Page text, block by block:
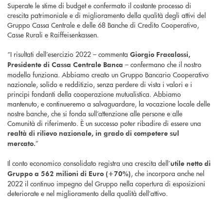
Superate le stime di budget e confermato il costante processo di
crescita patrimoniale e di miglioramento della qualità degli attivi del
Gruppo Cassa Centrale e delle 68 Banche di Credito Cooperativo,
Casse Rurali e Raiffeisenkassen.
“I risultati dell’esercizio 2022 – commenta Giorgio Fracalossi,
Presidente di Cassa Centrale Banca – confermano che il nostro
modello funziona. Abbiamo creato un Gruppo Bancario Cooperativo
nazionale, solido e redditizio, senza perdere di vista i valori e i
principi fondanti della cooperazione mutualistica. Abbiamo
mantenuto, e continueremo a salvaguardare, la vocazione locale delle
nostre banche, che si fonda sull’attenzione alle persone e alle
Comunità di riferimento. È un successo poter ribadire di essere una
realtà di rilievo nazionale, in grado di competere sul
mercato.”
Il conto economico consolidato registra una crescita dell’utile netto di
Gruppo a 562 milioni di Euro (+70%), che incorpora anche nel
2022 il continuo impegno del Gruppo nella copertura di esposizioni
deteriorate e nel miglioramento della qualità dell’attivo.